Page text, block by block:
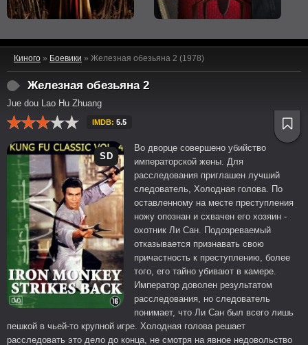
Киного » Боевики » Железная обезьяна 2 (1978)
Железная обезьяна 2
Jue dou Lao Hu Zhuang
IMDB: 5.5
SD
Во дворце совершено убийство
императорской жены. Для
расследования приглашен лучший
следователь, Холодная голова. По
оставленному на месте преступления
ножу опознан и схвачен его хозяин -
охотник Ли Сан. Подозреваемый
отказывается признавать свою
причастность к преступлению, более
того, его тайно убивают в камере.
Император доволен результатом
расследования, но следователь
понимает, что Ли Сан был всего лишь
пешкой в чьей-то крупной игре. Холодная голова решает
расследовать это дело до конца, не смотря на явное недовольство